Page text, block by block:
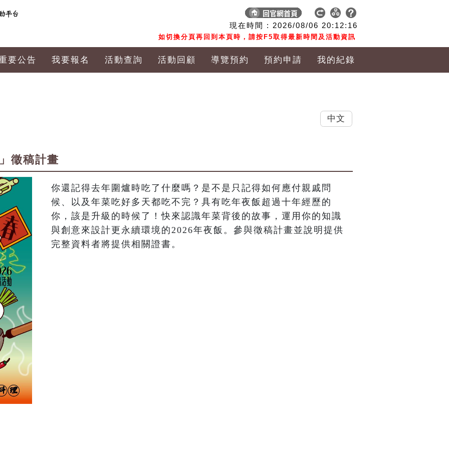
現在時間 : 2026/08/06 20:12:17
如切換分頁再回到本頁時，請按F5取得最新時間及活動資訊
要公告 我要報名 活動查詢 活動回顧 導覽預約 預約申請 我的紀錄
徵稿計畫
你還記得去年圍爐時吃了什麼嗎？是不是只記得如何應付親戚問
候、以及年菜吃好多天都吃不完？具有吃年夜飯超過十年經歷的
你，該是升級的時候了！快來認識年菜背後的故事，運用你的知識
與創意來設計更永續環境的2026年夜飯。參與徵稿計畫並說明提供
完整資料者將提供相關證書。